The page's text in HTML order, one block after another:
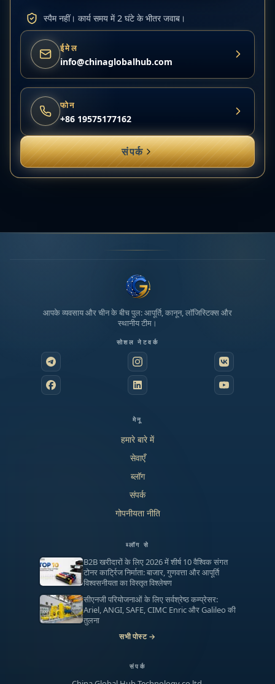
स्पैम नहीं। कार्य समय में 2 घंटे के भीतर जवाब।
ईमेल
info@chinaglobalhub.com
फोन
+86 19575177162
संपर्क
आपके व्यवसाय और चीन के बीच पुल: आपूर्ति, कानून, लॉजिस्टिक्स और
स्थानीय टीम।
सोशल नेटवर्क
मेनू
हमारे बारे में
सेवाएँ
ब्लॉग
संपर्क
गोपनीयता नीति
ब्लॉग से
B2B खरीदारों के लिए 2026 में शीर्ष 10 वैश्विक संगत
टोनर कार्ट्रिज निर्माता: बाजार, गुणवत्ता और आपूर्ति
विश्वसनीयता का विस्तृत विश्लेषण
सीएनजी परियोजनाओं के लिए सर्वश्रेष्ठ कम्प्रेसर:
Ariel, ANGI, SAFE, CIMC Enric और Galileo की
तुलना
सभी पोस्ट →
संपर्क